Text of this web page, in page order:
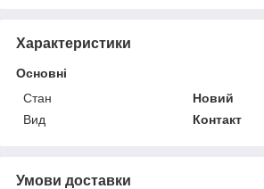
Характеристики
Основні
Стан
Новий
Вид
Контакт
Умови доставки